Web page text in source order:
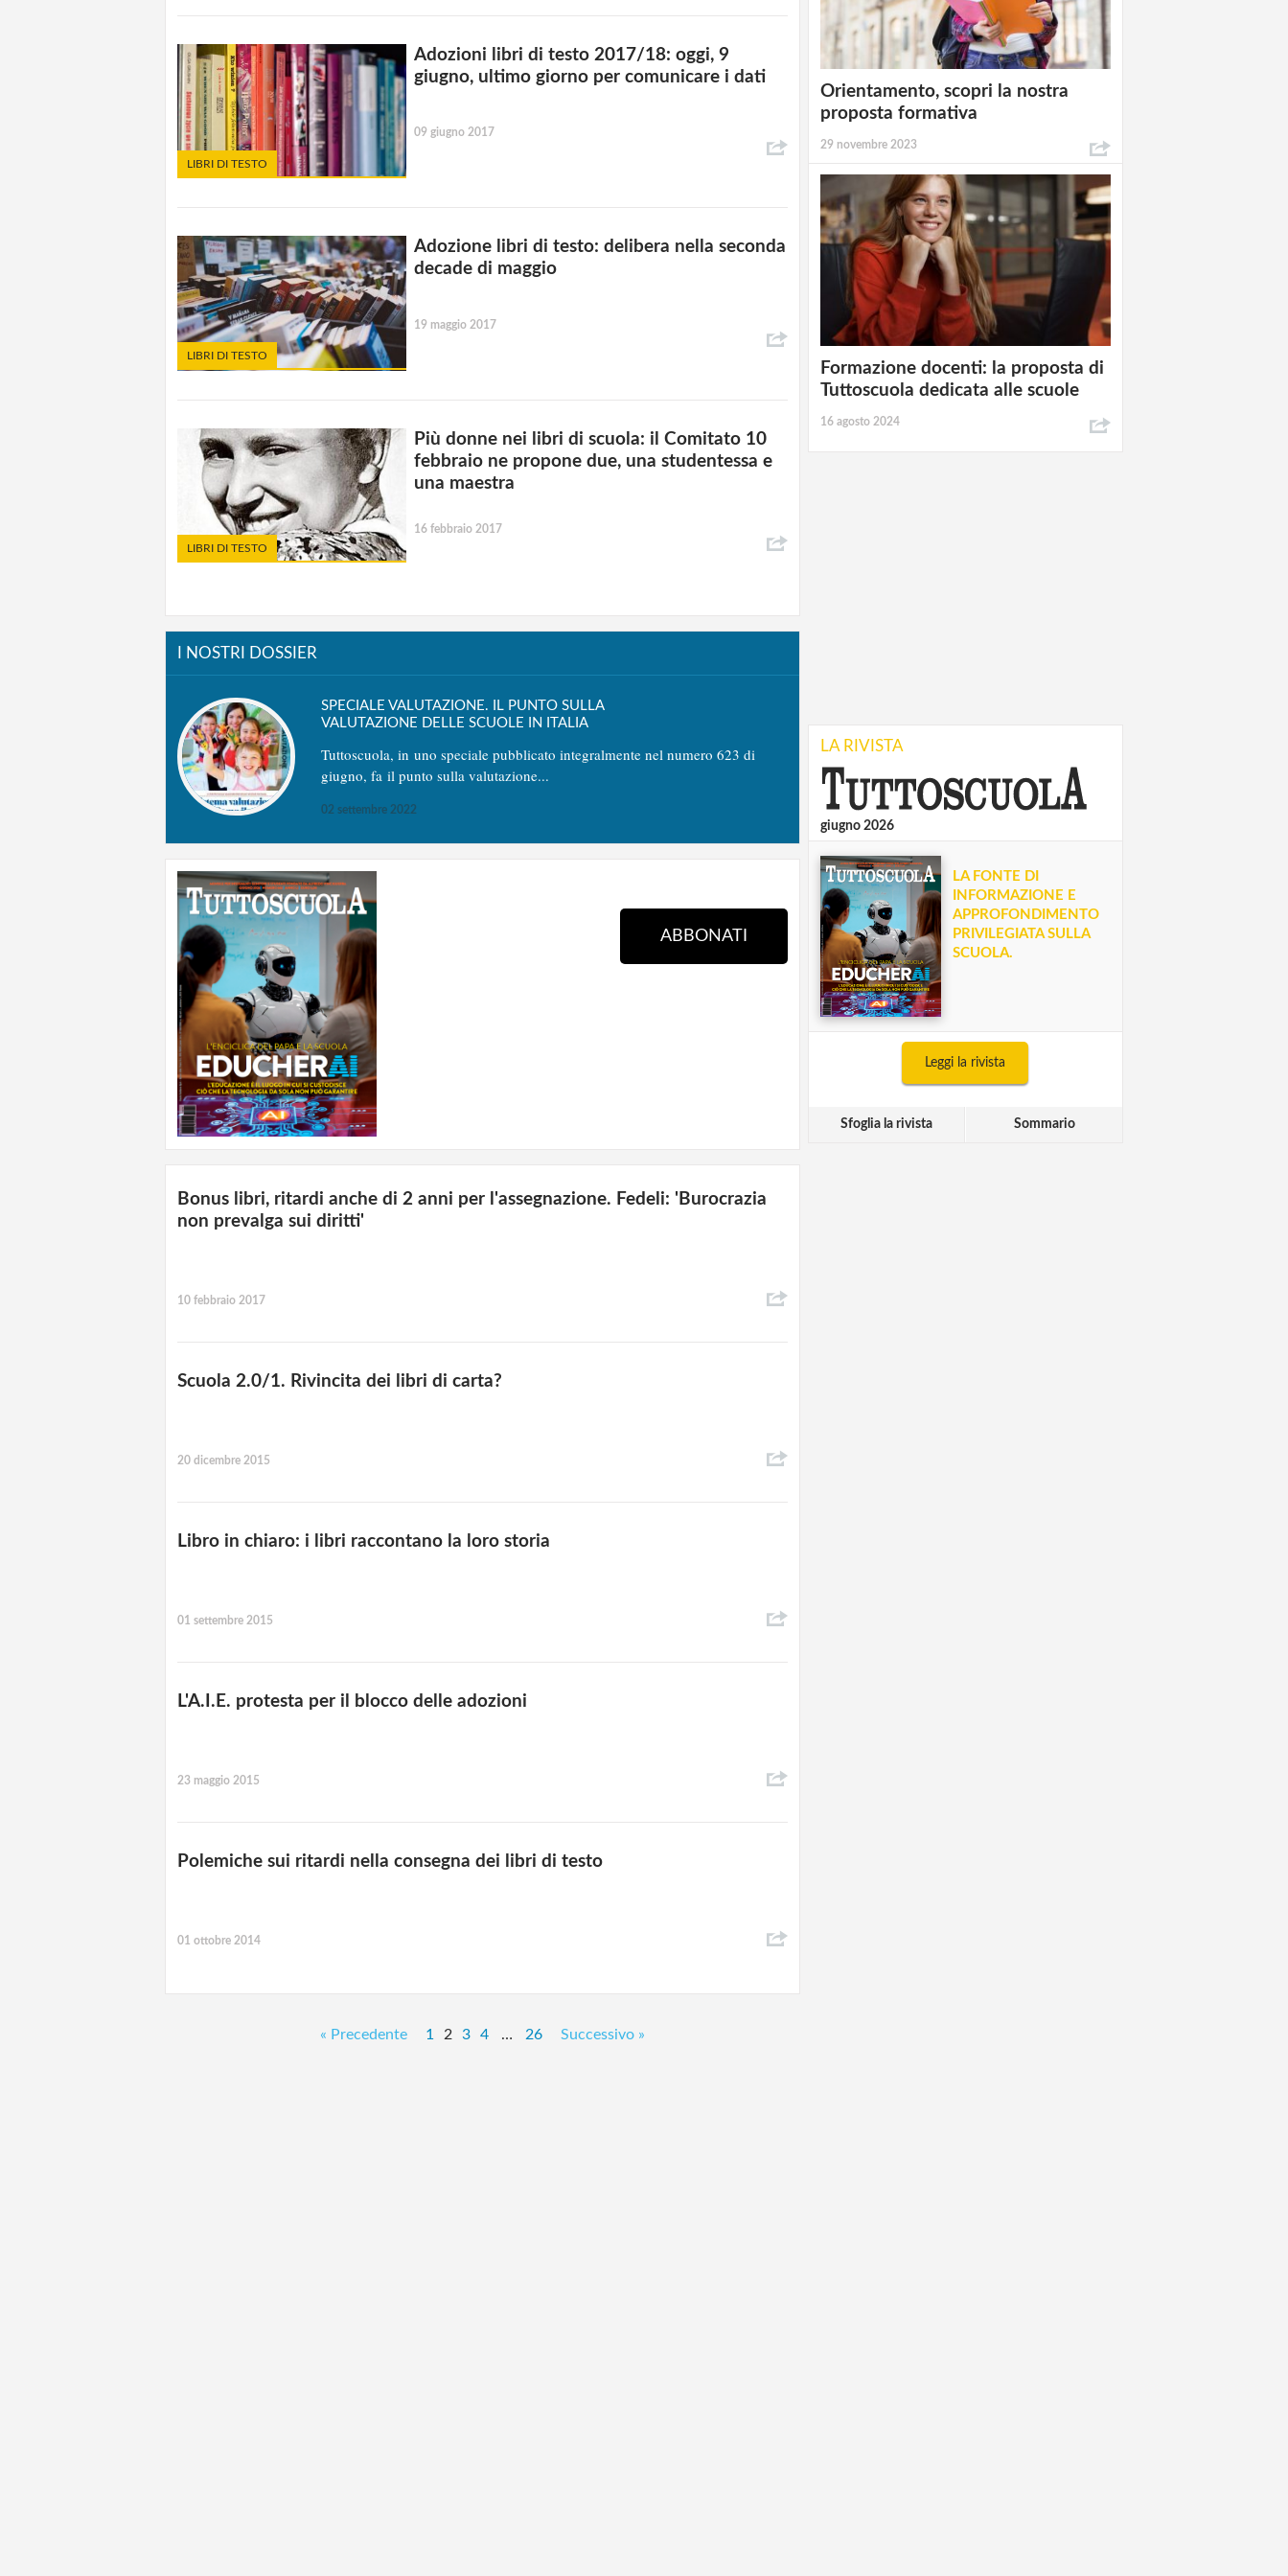
LIBRI DI TESTO
Adozioni libri di testo 2017/18: oggi, 9
giugno, ultimo giorno per comunicare i dati
09 giugno 2017
LIBRI DI TESTO
Adozione libri di testo: delibera nella seconda
decade di maggio
19 maggio 2017
LIBRI DI TESTO
Più donne nei libri di scuola: il Comitato 10
febbraio ne propone due, una studentessa e
una maestra
16 febbraio 2017
I NOSTRI DOSSIER
SPECIALE VALUTAZIONE. IL PUNTO SULLA
VALUTAZIONE DELLE SCUOLE IN ITALIA
Tuttoscuola, in uno speciale pubblicato integralmente nel numero 623 di
giugno, fa il punto sulla valutazione...
02 settembre 2022
ABBONATI
Bonus libri, ritardi anche di 2 anni per l'assegnazione. Fedeli: 'Burocrazia
non prevalga sui diritti'
10 febbraio 2017
Scuola 2.0/1. Rivincita dei libri di carta?
20 dicembre 2015
Libro in chiaro: i libri raccontano la loro storia
01 settembre 2015
L'A.I.E. protesta per il blocco delle adozioni
23 maggio 2015
Polemiche sui ritardi nella consegna dei libri di testo
01 ottobre 2014
« Precedente 1 2 3 4 … 26 Successivo »
Orientamento, scopri la nostra
proposta formativa
29 novembre 2023
Formazione docenti: la proposta di
Tuttoscuola dedicata alle scuole
16 agosto 2024
LA RIVISTA
giugno 2026
LA FONTE DI
INFORMAZIONE E
APPROFONDIMENTO
PRIVILEGIATA SULLA
SCUOLA.
Leggi la rivista
Sfoglia la rivista Sommario